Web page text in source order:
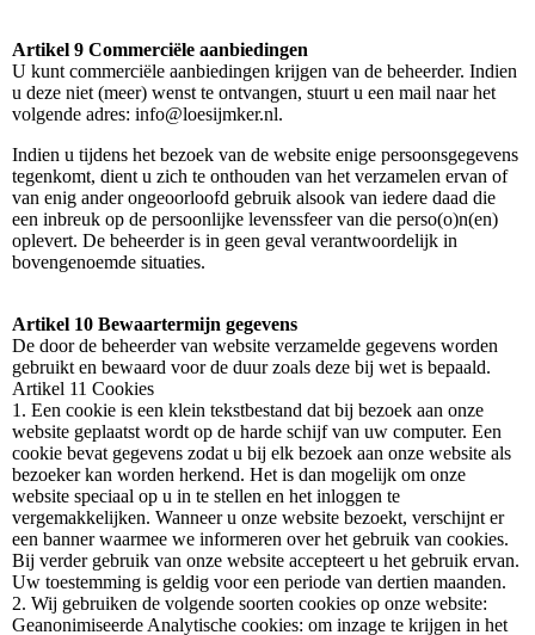
Artikel 9 Commerciële aanbiedingen
U kunt commerciële aanbiedingen krijgen van de beheerder. Indien
u deze niet (meer) wenst te ontvangen, stuurt u een mail naar het
volgende adres: info@loesijmker.nl.
Indien u tijdens het bezoek van de website enige persoonsgegevens
tegenkomt, dient u zich te onthouden van het verzamelen ervan of
van enig ander ongeoorloofd gebruik alsook van iedere daad die
een inbreuk op de persoonlijke levenssfeer van die perso(o)n(en)
oplevert. De beheerder is in geen geval verantwoordelijk in
bovengenoemde situaties.
Artikel 10 Bewaartermijn gegevens
De door de beheerder van website verzamelde gegevens worden
gebruikt en bewaard voor de duur zoals deze bij wet is bepaald.
Artikel 11 Cookies
1. Een cookie is een klein tekstbestand dat bij bezoek aan onze
website geplaatst wordt op de harde schijf van uw computer. Een
cookie bevat gegevens zodat u bij elk bezoek aan onze website als
bezoeker kan worden herkend. Het is dan mogelijk om onze
website speciaal op u in te stellen en het inloggen te
vergemakkelijken. Wanneer u onze website bezoekt, verschijnt er
een banner waarmee we informeren over het gebruik van cookies.
Bij verder gebruik van onze website accepteert u het gebruik ervan.
Uw toestemming is geldig voor een periode van dertien maanden.
2. Wij gebruiken de volgende soorten cookies op onze website:
Geanonimiseerde Analytische cookies: om inzage te krijgen in het